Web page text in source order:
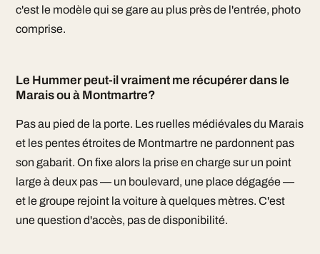
c'est le modèle qui se gare au plus près de l'entrée, photo
comprise.
Le Hummer peut-il vraiment me récupérer dans le
Marais ou à Montmartre?
Pas au pied de la porte. Les ruelles médiévales du Marais
et les pentes étroites de Montmartre ne pardonnent pas
son gabarit. On fixe alors la prise en charge sur un point
large à deux pas — un boulevard, une place dégagée —
et le groupe rejoint la voiture à quelques mètres. C'est
une question d'accès, pas de disponibilité.